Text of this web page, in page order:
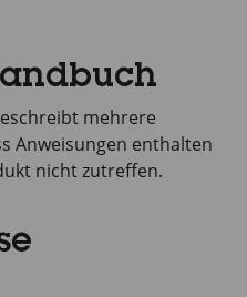
mehrere
Anweisungen enthalten
nicht zutreffen.